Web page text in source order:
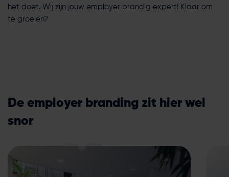
het doet. Wij zijn jouw employer brandig expert! Klaar om
te groeien?
De employer branding zit hier wel
snor